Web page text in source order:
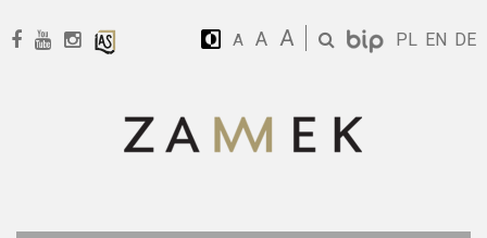
A A A PL EN DE